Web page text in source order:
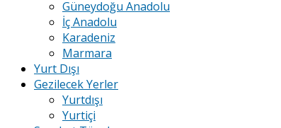
Güneydoğu Anadolu
İç Anadolu
Karadeniz
Marmara
Yurt Dışı
Gezilecek Yerler
Yurtdışı
Yurtiçi